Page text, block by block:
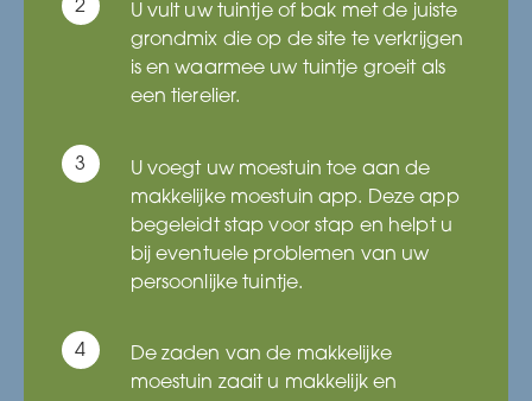
U vult uw tuintje of bak met de juiste
grondmix die op de site te verkrijgen
is en waarmee uw tuintje groeit als
een tierelier.
U voegt uw moestuin toe aan de
makkelijke moestuin app. Deze app
begeleidt stap voor stap en helpt u
bij eventuele problemen van uw
persoonlijke tuintje.
De zaden van de makkelijke
moestuin zaait u makkelijk en